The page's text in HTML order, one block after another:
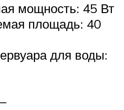
мощность: 45 Вт
площадь: 40
для воды: